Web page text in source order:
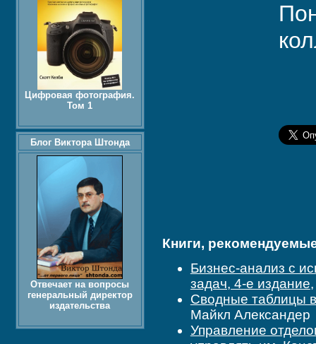
Книги,
Бизнес-анализ с
задач, 4-е издание
Сводные таблицы
Майкл Александер
Управление
Цифровая фотография.
Том 1
Блог Виктора Штонда
Отвечает на вопросы
генеральный директор
издательства